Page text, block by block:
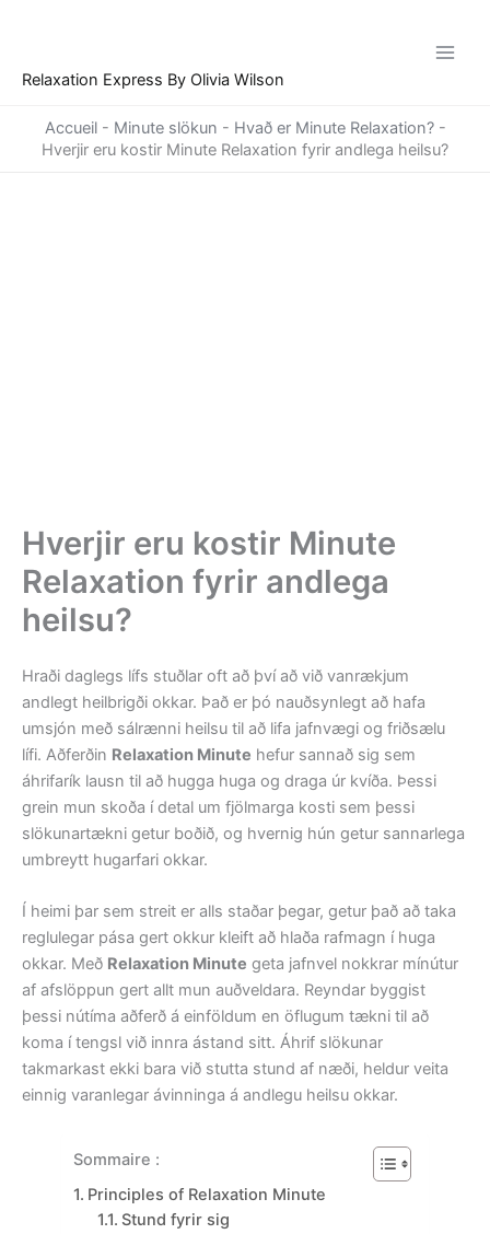
Relaxation Express By Olivia Wilson
Accueil- Minute slökun - Hvað er Minute Relaxation?-
Hverjir eru kostir Minute Relaxation fyrir andlega heilsu?
Hverjir eru kostir Minute
Relaxation fyrir andlega
heilsu?
Hraði daglegs lífs stuðlar oft að því að við vanrækjum
andlegt heilbrigði okkar. Það er þó nauðsynlegt að hafa
umsjón með sálrænni heilsu til að lifa jafnvægi og friðsælu
lífi. Aðferðin Relaxation Minute hefur sannað sig sem
áhrifarík lausn til að hugga huga og draga úr kvíða. Þessi
grein mun skoða í detal um fjölmarga kosti sem þessi
slökunartækni getur boðið, og hvernig hún getur sannarlega
umbreytt hugarfari okkar.
Í heimi þar sem streit er alls staðar þegar, getur það að taka
reglulegar pása gert okkur kleift að hlaða rafmagn í huga
okkar. Með Relaxation Minute geta jafnvel nokkrar mínútur
af afslöppun gert allt mun auðveldara. Reyndar byggist
þessi nútíma aðferð á einföldum en öflugum tækni til að
koma í tengsl við innra ástand sitt. Áhrif slökunar
takmarkast ekki bara við stutta stund af næði, heldur veita
einnig varanlegar ávinninga á andlegu heilsu okkar.
Sommaire :
Principles of Relaxation Minute
Stund fyrir sig